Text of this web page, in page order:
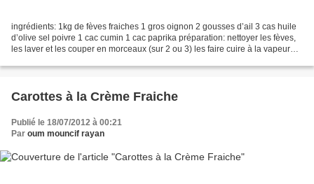
ingrédients: 1kg de fèves fraiches 1 gros oignon 2 gousses d’ail 3 cas huile
d’olive sel poivre 1 cac cumin 1 cac paprika préparation: nettoyer les fèves,
les laver et les couper en morceaux (sur 2 ou 3) les faire cuire à la vapeur
Carottes à la Crème Fraiche
Publié le 18/07/2012 à 00:21
Par oum mouncif rayan